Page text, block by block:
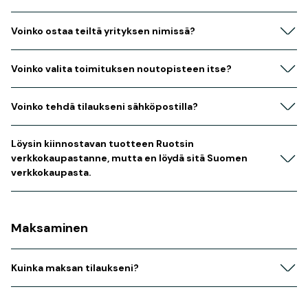
Voinko ostaa teiltä yrityksen nimissä?
Voinko valita toimituksen noutopisteen itse?
Voinko tehdä tilaukseni sähköpostilla?
Löysin kiinnostavan tuotteen Ruotsin
verkkokaupastanne, mutta en löydä sitä Suomen
verkkokaupasta.
Maksaminen
Kuinka maksan tilaukseni?